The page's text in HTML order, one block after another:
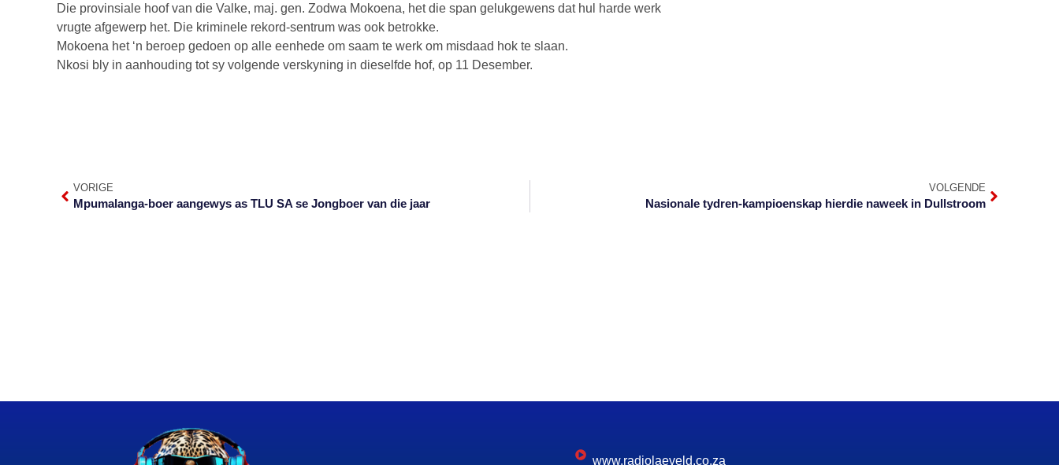
Die provinsiale hoof van die Valke, maj. gen. Zodwa Mokoena, het die span gelukgewens dat hul harde werk
vrugte afgewerp het. Die kriminele rekord-sentrum was ook betrokke.
Mokoena het ‘n beroep gedoen op alle eenhede om saam te werk om misdaad hok te slaan.
Nkosi bly in aanhouding tot sy volgende verskyning in dieselfde hof, op 11 Desember.
VORIGE
Mpumalanga-boer aangewys as TLU SA se Jongboer van die jaar
VOLGENDE
Nasionale tydren-kampioenskap hierdie naweek in Dullstroom
www.radiolaeveld.co.za